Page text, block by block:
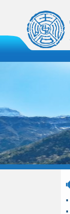
▪
▪